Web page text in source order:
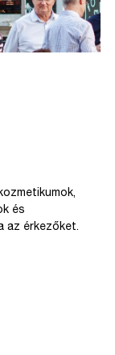
és
az érkezőket.